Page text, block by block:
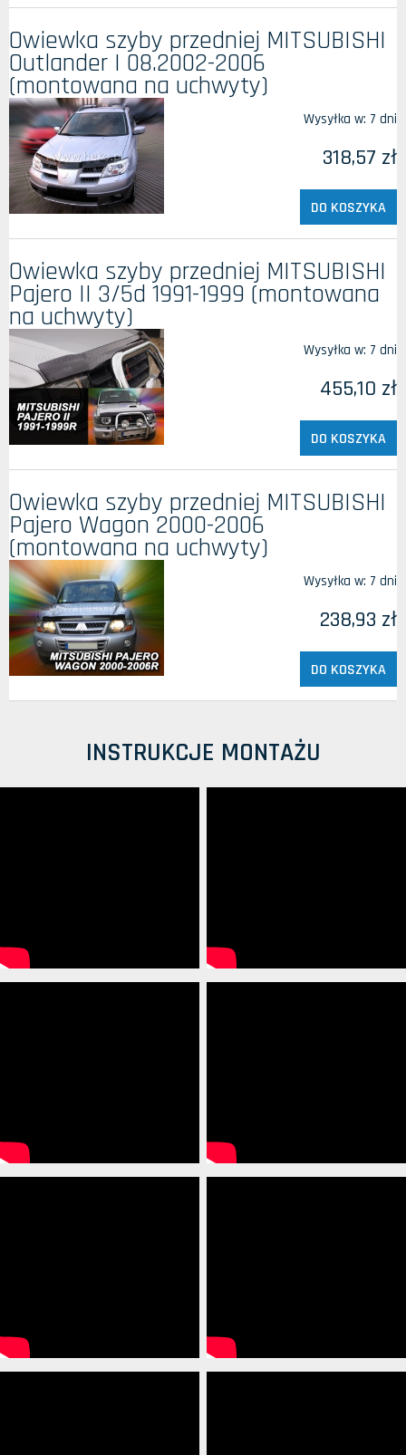
Owiewka szyby przedniej MITSUBISHI
Outlander I 08.2002-2006
(montowana na uchwyty)
Wysyłka w: 7 dni
318,57 zł
DO KOSZYKA
Owiewka szyby przedniej MITSUBISHI
Pajero II 3/5d 1991-1999 (montowana
na uchwyty)
Wysyłka w: 7 dni
455,10 zł
DO KOSZYKA
Owiewka szyby przedniej MITSUBISHI
Pajero Wagon 2000-2006
(montowana na uchwyty)
Wysyłka w: 7 dni
238,93 zł
DO KOSZYKA
INSTRUKCJE MONTAŻU